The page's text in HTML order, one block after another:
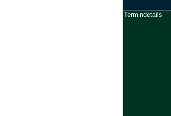
Termindetails